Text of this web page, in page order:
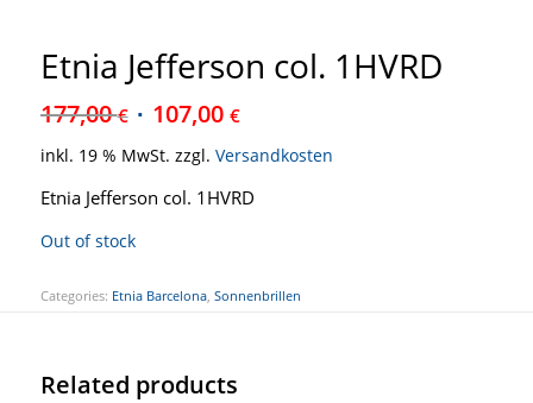
Etnia Jefferson col. 1HVRD
177,00€ 107,00 €
inkl. 19 % MwSt. zzgl. Versandkosten
Etnia Jefferson col. 1HVRD
Out of stock
Categories: Etnia Barcelona, Sonnenbrillen
Related products